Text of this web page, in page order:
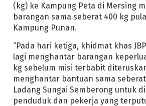
(kg) ke Kampung Peta di Mersing
barangan sama seberat 400 kg
Kampung Punan.
“Pada hari ketiga, khidmat khas
lagi menghantar barangan
kg sebelum misi terbabit
menghantar bantuan sama
Ladang Sungai Semberong untuk
penduduk dan pekerja yang